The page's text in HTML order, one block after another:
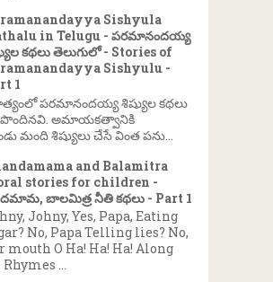
Sishyula
in Telugu - పరమానందయ్య
కథలు తెలుగులో - Stories of
Sishyulu -
1
పరమానందయ్య శిష్యుల కథలు
పొందినవి. అమాయకత్వానికి
మంది శిష్యులు చేసే వింత పను...
and Balamitra
stories for children -
బాలమిత్ర నీతి కథలు - Part 1
Johny, Yes, Papa, Eating
No, Papa Telling lies? No,
mouth O Ha! Ha! Ha! Along
...